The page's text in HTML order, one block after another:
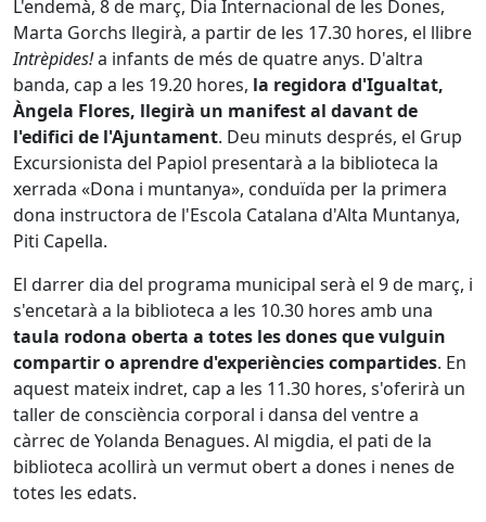
L'endemà, 8 de març, Dia Internacional de les Dones,
Marta Gorchs llegirà, a partir de les 17.30 hores, el llibre
Intrèpides!a infants de més de quatre anys. D'altra
banda, cap a les 19.20 hores, la regidora d'Igualtat,
Àngela Flores, llegirà un manifest al davant de
l'edifici de l'Ajuntament. Deu minuts després, el Grup
Excursionista del Papiol presentarà a la biblioteca la
xerrada «Dona i muntanya», conduïda per la primera
dona instructora de l'Escola Catalana d'Alta Muntanya,
Piti Capella.
El darrer dia del programa municipal serà el 9 de març, i
s'encetarà a la biblioteca a les 10.30 hores amb una
taula rodona oberta a totes les dones que vulguin
compartir o aprendre d'experiències compartides. En
aquest mateix indret, cap a les 11.30 hores, s'oferirà un
taller de consciència corporal i dansa del ventre a
càrrec de Yolanda Benagues. Al migdia, el pati de la
biblioteca acollirà un vermut obert a dones i nenes de
totes les edats.